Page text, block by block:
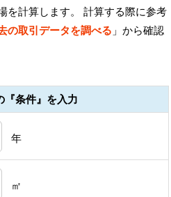
を計算します。 計算する際に参考
の取引データを調べる 」から確認
『条件』を入力
年
㎡